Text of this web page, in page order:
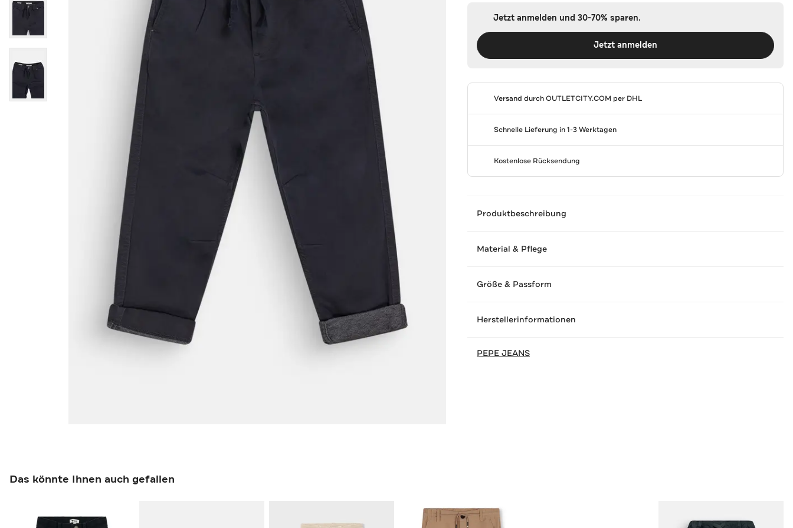
Jetzt anmelden und 30-70% sparen.
Jetzt anmelden
Versand durchOUTLETCITY.COM per DHL
Schnelle Lieferung in 1-3 Werktagen
Kostenlose Rücksendung
Produktbeschreibung
Material & Pflege
Größe & Passform
Herstellerinformationen
PEPE JEANS
Das könnte Ihnen auch gefallen